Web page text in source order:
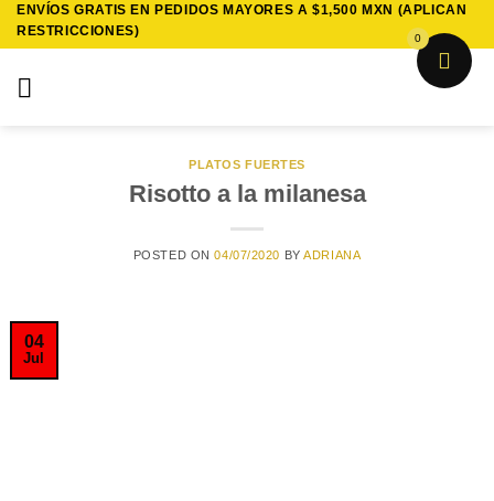
Saltar
ENVÍOS GRATIS EN PEDIDOS MAYORES A $1,500 MXN (APLICAN
RESTRICCIONES)
PLATOS FUERTES
Risotto a la milanesa
POSTED ON04/07/2020 BYADRIANA
04
Jul
0